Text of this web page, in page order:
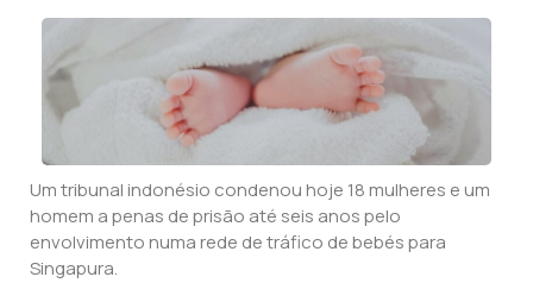
Um tribunal indonésio condenou hoje 18 mulheres e um
homem a penas de prisão até seis anos pelo
envolvimento numa rede de tráfico de bebés para
Singapura.